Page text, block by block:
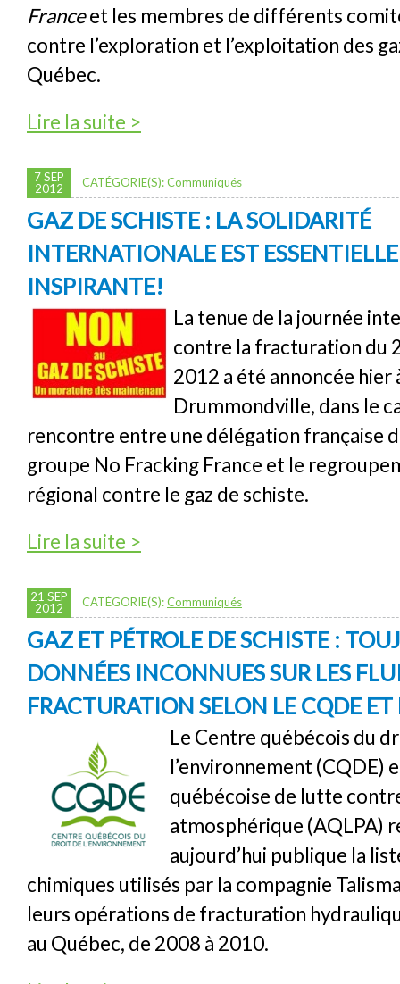
Franceet les membres de différents
contre l’exploration et l’exploitation des
Québec.
Lire la suite >
7 SEP
2012
CATÉGORIE(S):Communiqués
GAZ DE SCHISTE : LA SOLIDARITÉ
INTERNATIONALE EST
INSPIRANTE!
La tenue de la journée
contre la fracturation du
2012 a été annoncée hier
Drummondville, dans le
rencontre entre une délégation française
groupe No Fracking France et le
régional contre le gaz de schiste.
Lire la suite >
21 SEP
2012
CATÉGORIE(S):Communiqués
GAZ ET PÉTROLE DE SCHISTE :
DONNÉES INCONNUES SUR LES
FRACTURATION SELON LE CQDE ET
Le Centre québécois du
l’environnement (CQDE)
québécoise de lutte
atmosphérique (AQLPA)
aujourd’hui publique la
chimiques utilisés par la compagnie
leurs opérations de fracturation
au Québec, de 2008 à 2010.